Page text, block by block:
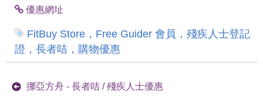
優惠網址
FitBuy Store，Free Guider 會員，殘疾人士登記
證，長者咭，購物優惠
挪亞方舟 - 長者咭 / 殘疾人士優惠